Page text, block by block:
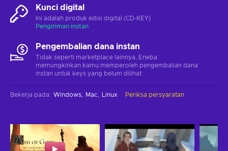
Kunci digital
Ini adalah produk edisi digital (CD-KEY)
Pengiriman instan
Pengembalian dana instan
Tidak seperti marketplace lainnya, Eneba
memungkinkan kamu memperoleh pengembalian dana
instan untuk keys yang belum dilihat.
Bekerja pada: Windows Mac Linux Periksa persyaratan